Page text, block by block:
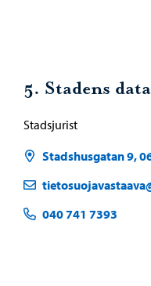
5. Stadens
Stadsjurist
Stadshusgatan 9,
040 741 7393